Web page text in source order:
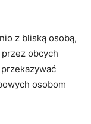
z bliską osobą,
obcych
osobom